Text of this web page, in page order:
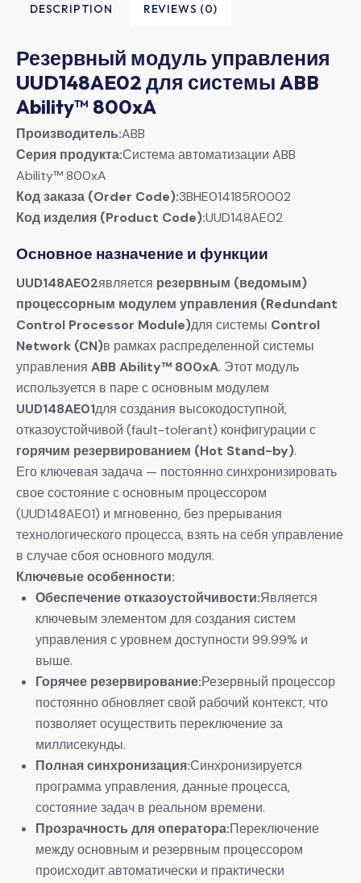
DESCRIPTION REVIEWS (0)
Резервный модуль управления
UUD148AE02 для системы ABB
Ability™ 800xA
Производитель:ABB
Серия продукта:Система автоматизации ABB
Ability™ 800xA
Код заказа (Order Code):3BHE014185R0002
Код изделия (Product Code):UUD148AE02
Основное назначение и функции
UUD148AE02является резервным (ведомым)
процессорным модулем управления (Redundant
Control Processor Module)для системы Control
Network (CN)в рамках распределенной системы
управления ABB Ability™ 800xA. Этот модуль
используется в паре с основным модулем
UUD148AE01для создания высокодоступной,
отказоустойчивой (fault-tolerant) конфигурации с
горячим резервированием (Hot Stand-by).
Его ключевая задача — постоянно синхронизировать
свое состояние с основным процессором
(UUD148AE01) и мгновенно, без прерывания
технологического процесса, взять на себя управление
в случае сбоя основного модуля.
Ключевые особенности:
Обеспечение отказоустойчивости:Является
ключевым элементом для создания систем
управления с уровнем доступности 99.99% и
выше.
Горячее резервирование:Резервный процессор
постоянно обновляет свой рабочий контекст, что
позволяет осуществить переключение за
миллисекунды.
Полная синхронизация:Синхронизируется
программа управления, данные процесса,
состояние задач в реальном времени.
Прозрачность для оператора:Переключение
между основным и резервным процессором
происходит автоматически и практически